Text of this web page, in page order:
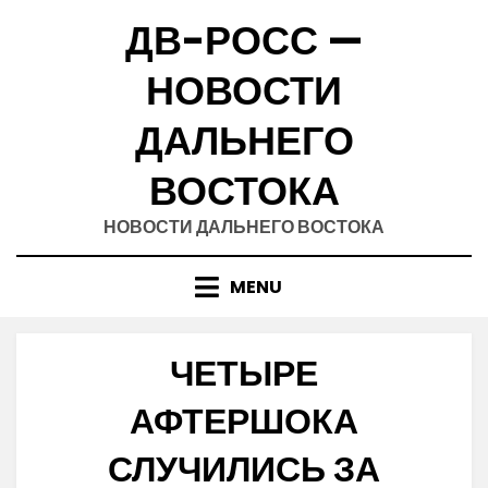
ДВ-РОСС —
НОВОСТИ
ДАЛЬНЕГО
ВОСТОКА
НОВОСТИ ДАЛЬНЕГО ВОСТОКА
MENU
ЧЕТЫРЕ
АФТЕРШОКА
СЛУЧИЛИСЬ ЗА